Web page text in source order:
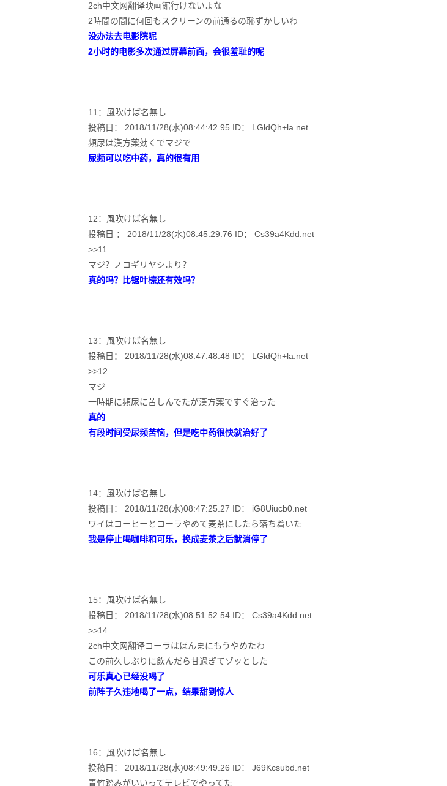
2ch中文网翻译映画館行けないよな
2時間の間に何回もスクリーンの前通るの恥ずかしいわ
没办法去电影院呢
2小时的电影多次通过屏幕前面，会很羞耻的呢
11：風吹けば名無し
投稿日： 2018/11/28(水)08:44:42.95 ID： LGldQh+la.net
頻尿は漢方薬効くでマジで
尿频可以吃中药，真的很有用
12：風吹けば名無し
投稿日 ： 2018/11/28(水)08:45:29.76 ID： Cs39a4Kdd.net
>>11
マジ？ノコギリヤシより？
真的吗？比锯叶棕还有效吗？
13：風吹けば名無し
投稿日： 2018/11/28(水)08:47:48.48 ID： LGldQh+la.net
>>12
マジ
一時期に頻尿に苦しんでたが漢方薬ですぐ治った
真的
有段时间受尿频苦恼，但是吃中药很快就治好了
14：風吹けば名無し
投稿日： 2018/11/28(水)08:47:25.27 ID： iG8Uiucb0.net
ワイはコーヒーとコーラやめて麦茶にしたら落ち着いた
我是停止喝咖啡和可乐，换成麦茶之后就消停了
15：風吹けば名無し
投稿日： 2018/11/28(水)08:51:52.54 ID： Cs39a4Kdd.net
>>14
2ch中文网翻译コーラはほんまにもうやめたわ
この前久しぶりに飲んだら甘過ぎてゾッとした
可乐真心已经没喝了
前阵子久违地喝了一点，结果甜到惊人
16：風吹けば名無し
投稿日： 2018/11/28(水)08:49:49.26 ID： J69Kcsubd.net
青竹踏みがいいってテレビでやってた